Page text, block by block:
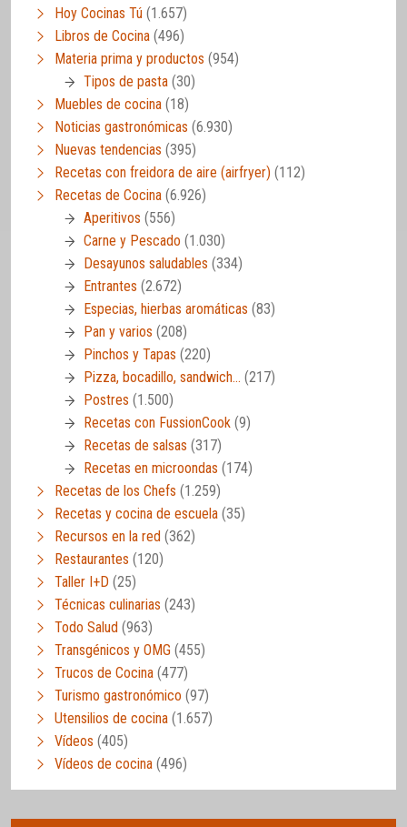
Hoy Cocinas Tú (1.657)
Libros de Cocina (496)
Materia prima y productos (954)
Tipos de pasta (30)
Muebles de cocina (18)
Noticias gastronómicas (6.930)
Nuevas tendencias (395)
Recetas con freidora de aire (airfryer) (112)
Recetas de Cocina (6.926)
Aperitivos (556)
Carne y Pescado (1.030)
Desayunos saludables (334)
Entrantes (2.672)
Especias, hierbas aromáticas (83)
Pan y varios (208)
Pinchos y Tapas (220)
Pizza, bocadillo, sandwich… (217)
Postres (1.500)
Recetas con FussionCook (9)
Recetas de salsas (317)
Recetas en microondas (174)
Recetas de los Chefs (1.259)
Recetas y cocina de escuela (35)
Recursos en la red (362)
Restaurantes (120)
Taller I+D (25)
Técnicas culinarias (243)
Todo Salud (963)
Transgénicos y OMG (455)
Trucos de Cocina (477)
Turismo gastronómico (97)
Utensilios de cocina (1.657)
Vídeos (405)
Vídeos de cocina (496)